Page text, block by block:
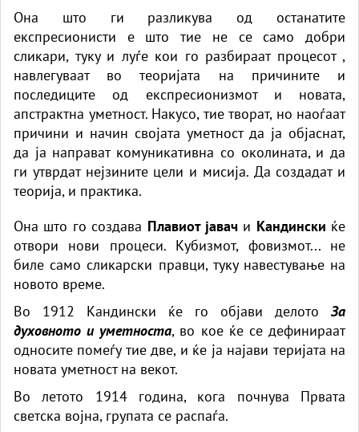
Она што ги разликува од останатите
експресионисти е што тие не се само добри
сликари, туку и луѓе кои го разбираат процесот ,
навлегуваат во теоријата на причините и
последиците од експресионизмот и новата,
апстрактна уметност. Накусо, тие творат, но наоѓаат
причини и начин својата уметност да ја објаснат,
да ја направат комуникативна со околината, и да
ги утврдат нејзините цели и мисија. Да создадат и
теорија, и практика.
Она што го создава Плавиот јавач и Кандински ќе
отвори нови процеси. Кубизмот, фовизмот... не
биле само сликарски правци, туку навестување на
новото време.
Во 1912 Кандински ќе го објави делото За
духовното и уметноста, во кое ќе се дефинираат
односите помеѓу тие две, и ќе ја најави теријата на
новата уметност на векот.
Во летото 1914 година, кога почнува Првата
светска војна, групата се распаѓа.